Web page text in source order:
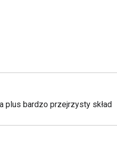
plus bardzo przejrzysty skład